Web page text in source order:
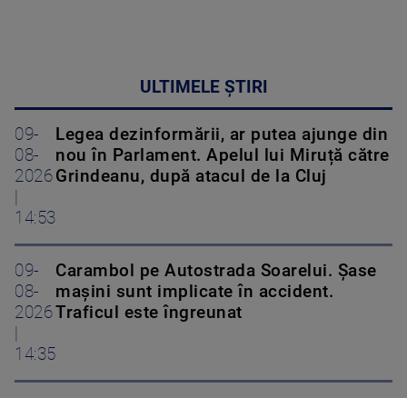
ULTIMELE ȘTIRI
09-
08-
2026
14:53
Legea dezinformării, ar putea ajunge din
nou în Parlament. Apelul lui Miruță către
Grindeanu, după atacul de la Cluj
09-
08-
2026
14:35
Carambol pe Autostrada Soarelui. Șase
mașini sunt implicate în accident.
Traficul este îngreunat